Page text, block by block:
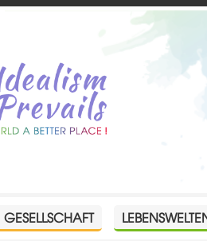
GESELLSCHAFT